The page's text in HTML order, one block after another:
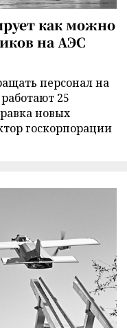
как можно
на АЭС
персонал на
25
новых
госкорпорации